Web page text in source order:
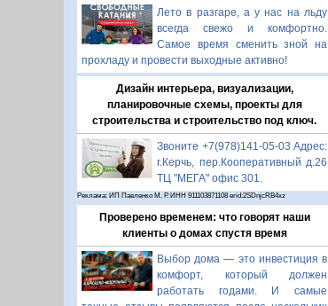
Лето в разгаре, а у нас на льду
всегда свежо и комфортно.
Самое время сменить зной на
прохладу и провести выходные активно!
Дизайн интерьера, визуализации,
планировочные схемы, проекты для
строительства и строительство под ключ.
Звоните +7(978)141-05-03 Адрес:
г.Керчь, пер.Кооперативный д.26
ТЦ "МЕГА" офис 301.
Реклама: ИП Павленко М. Р. ИНН 911103871108 erid:2SDnjcRB4xz
Проверено временем: что говорят наши
клиенты о домах спустя время
Выбор дома — это инвестиция в
комфорт, который должен
работать годами. И самые